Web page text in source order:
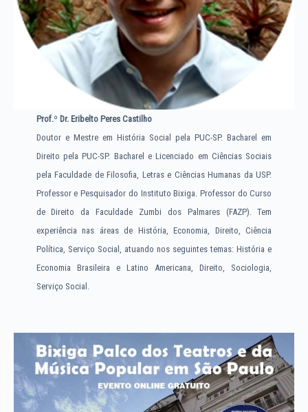
Prof.º Dr. Eribelto Peres Castilho
Doutor e Mestre em História Social pela PUC-SP. Bacharel em
Direito pela PUC-SP. Bacharel e Licenciado em Ciências Sociais
pela Faculdade de Filosofia, Letras e Ciências Humanas da USP.
Professor e Pesquisador do Instituto Bixiga. Professor do Curso
de Direito da Faculdade Zumbi dos Palmares (FAZP). Tem
experiência nas áreas de História, Economia, Direito, Ciência
Política, Serviço Social, atuando nos seguintes temas: História e
Economia Brasileira e Latino Americana, Direito, Sociologia,
Serviço Social.